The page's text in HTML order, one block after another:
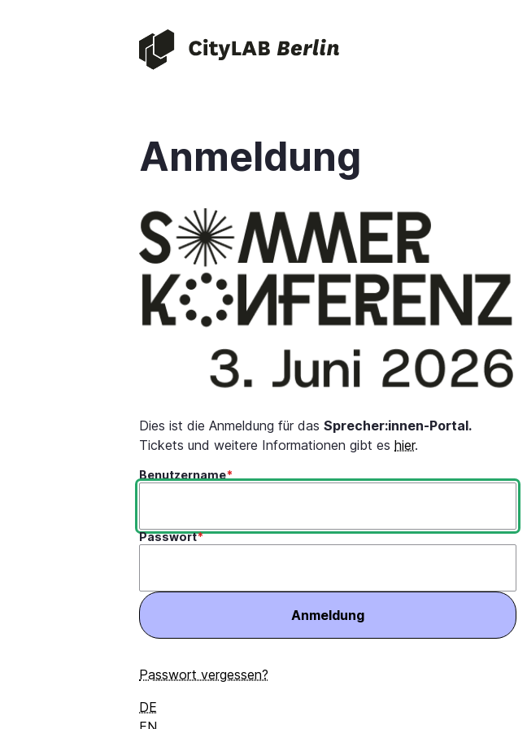
Anmeldung
Dies ist die Anmeldung für dasSprecher:innen-Portal.
Tickets und weitere Informationen gibt eshier.
Benutzername
Passwort
Passwort vergessen?
DE